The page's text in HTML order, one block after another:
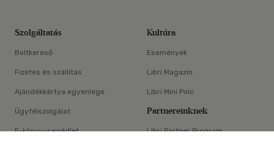
×
Szolgáltatás
Boltkereső
Fizetés és szállítás
Ajándékkártya egyenlege
Ügyfélszolgálat
E-könyv-segédlet
Kultúra
Események
Libri Magazin
Libri Mini Polc
Partnereinknek
Libri Partner Program